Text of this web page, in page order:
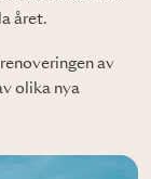
året.
av
olika nya